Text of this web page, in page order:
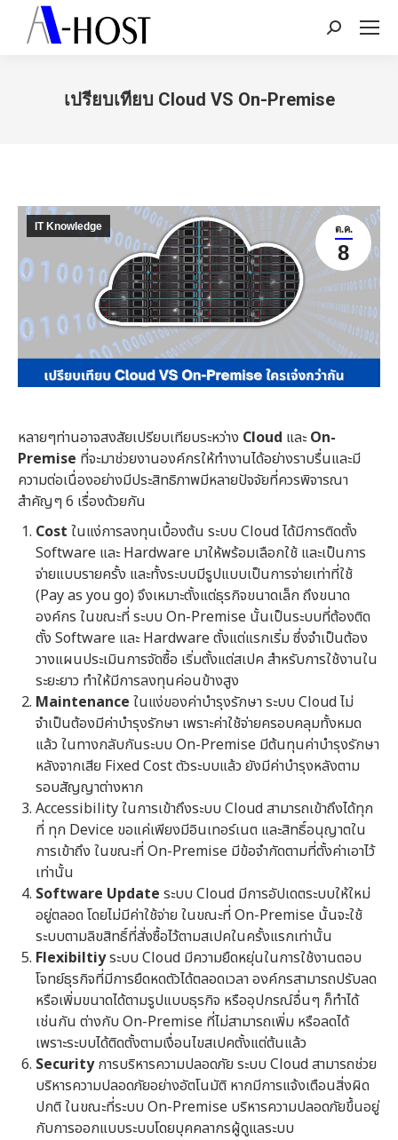
Search:
เปรียบเทียบ Cloud VS On-Premise
ต.ค.
8
IT Knowledge
หลายๆท่านอาจสงสัยเปรียบเทียบระหว่าง Cloud และOn-
Premise ที่จะมาช่วยงานองค์กรให้ทำงานได้อย่างราบรื่นและมี
ความต่อเนื่องอย่างมีประสิทธิภาพมีหลายปัจจัยที่ควรพิจารณา
สำคัญๆ 6 เรื่องด้วยกัน
Cost ในแง่การลงทุนเบื้องต้น ระบบ Cloud ได้มีการติดตั้ง
Software และ Hardware มาให้พร้อมเลือกใช้ และเป็นการ
จ่ายแบบรายครั้ง และทั้งระบบมีรูปแบบเป็นการจ่ายเท่าที่ใช้
(Pay as you go) จึงเหมาะตั้งแต่ธุรกิจขนาดเล็ก ถึงขนาด
องค์กร ในขณะที่ ระบบ On-Premise นั้นเป็นระบบที่ต้องติด
ตั้ง Software และ Hardware ตั้งแต่แรกเริ่ม ซึ่งจำเป็นต้อง
วางแผนประเมินการจัดซื้อ เริ่มตั้งแต่สเปค สำหรับการใช้งานใน
ระยะยาว ทำให้มีการลงทุนค่อนข้างสูง
Maintenance ในแง่ของค่าบำรุงรักษา ระบบ Cloud ไม่
จำเป็นต้องมีค่าบำรุงรักษา เพราะค่าใช้จ่ายครอบคลุมทั้งหมด
แล้ว ในทางกลับกันระบบ On-Premise มีต้นทุนค่าบำรุงรักษา
หลังจากเสีย Fixed Cost ตัวระบบแล้ว ยังมีค่าบำรุงหลังตาม
รอบสัญญาต่างหาก
Accessibility ในการเข้าถึงระบบ Cloud สามารถเข้าถึงได้ทุก
ที่ ทุก Device ขอแค่เพียงมีอินเทอร์เนต และสิทธิ์อนุญาตใน
การเข้าถึง ในขณะที่ On-Premise มีข้อจำกัดตามที่ตั้งค่าเอาไว้
เท่านั้น
Software Update ระบบ Cloud มีการอัปเดตระบบให้ใหม่
อยู่ตลอด โดยไม่มีค่าใช้จ่าย ในขณะที่ On-Premise นั้นจะใช้
ระบบตามลิขสิทธิ์ที่สั่งซื้อไว้ตามสเปคในครั้งแรกเท่านั้น
Flexibiltiyระบบ Cloud มีความยืดหยุ่นในการใช้งานตอบ
โจทย์ธุรกิจที่มีการยืดหดตัวได้ตลอดเวลา องค์กรสามารถปรับลด
หรือเพิ่มขนาดได้ตามรูปแบบธุรกิจ หรืออุปกรณ์อื่นๆ ก็ทำได้
เช่นกัน ต่างกับ On-Premise ที่ไม่สามารถเพิ่ม หรือลดได้
เพราะระบบได้ติดตั้งตามเงื่อนไขสเปคตั้งแต่ต้นแล้ว
Securityการบริหารความปลอดภัย ระบบ Cloud สามารถช่วย
บริหารความปลอดภัยอย่างอัตโนมัติ หากมีการแจ้งเตือนสิ่งผิด
ปกติ ในขณะที่ระบบ On-Premise บริหารความปลอดภัยขึ้นอยู่
กับการออกแบบระบบโดยบุคคลากรผู้ดูแลระบบ